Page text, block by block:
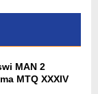
MAN 2
MTQ XXXIV